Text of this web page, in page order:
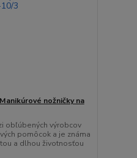
nožničky na
obľúbených výrobcov
pomôcok a je známa
a dlhou životnosťou